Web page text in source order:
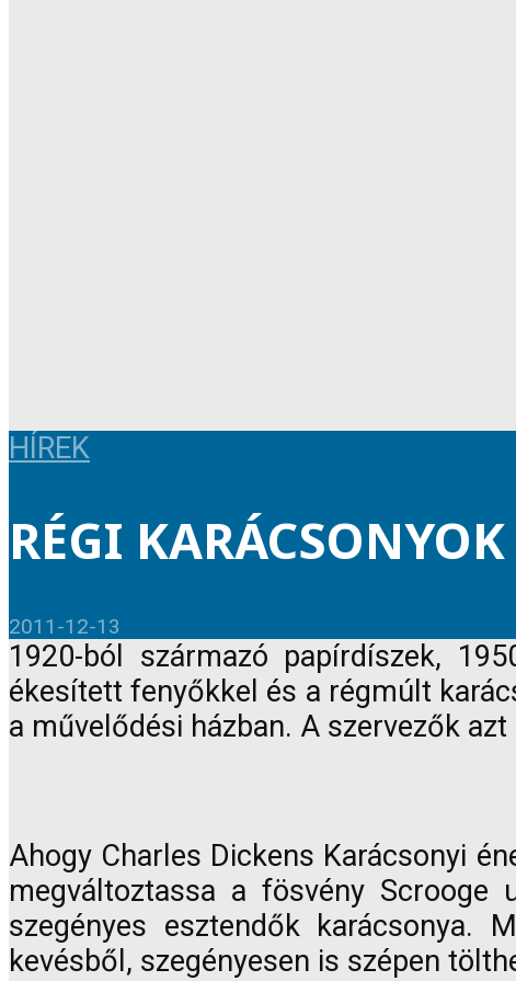
HÍREK
RÉGI
2011-12-13
1920-ból származó papírdíszek,
ékesített fenyőkkel és a régmúlt
a művelődési házban. A szervezők
Ahogy Charles Dickens Karácsonyi
megváltoztassa a fösvény
szegényes esztendők
kevésből, szegényesen is szépen